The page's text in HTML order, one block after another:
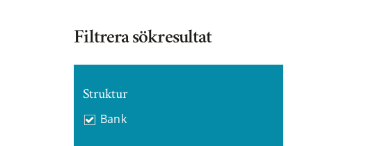
Filtrera sökresultat
Struktur
Bank